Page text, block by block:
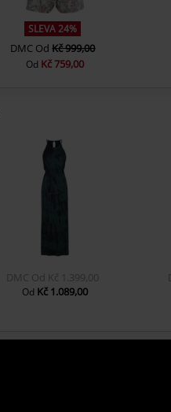
SLEVA 24%
DMC OdKč 999,00
Od Kč 759,00
DMC Od Kč 1.399,00
Od Kč 1.089,00